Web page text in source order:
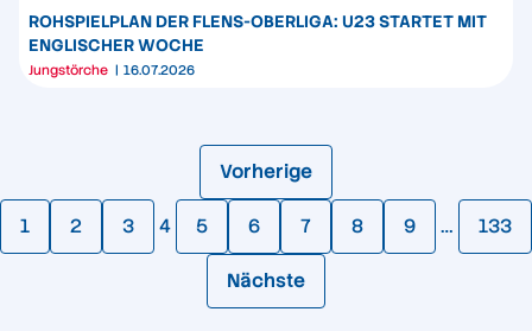
ROHSPIELPLAN DER FLENS-OBERLIGA: U23 STARTET MIT
ENGLISCHER WOCHE
Jungstörche 16.07.2026
Vorherige
1 2 3 4 5 6 7 8 9 … 133
Nächste